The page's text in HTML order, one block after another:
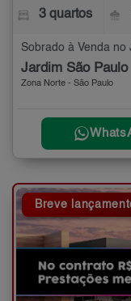
3 quartos
Sobrado à Venda no
Jardim São Paulo
Zona Norte - São Paulo
Breve